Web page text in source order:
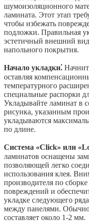
шумоизоляционного
ламината. Этот этап
чтобы избежать
подложки. Правильная
эстетичный внешний
напольного покрытия.
Начало укладки⁚
оставляя
температурного
специальные распорки
Укладывайте ламинат в
рисунка, указанным
укладываются
по длине.
Система «Click» или
ламинатов оснащены
позволяющей легко
использования клея.
производителя по
повреждений и
укладке следующего
между панелями.
составляет около 1-2 мм.